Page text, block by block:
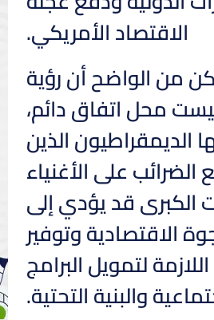
الاقتصاد الأمريكي.
من الواضح أن رؤية
محل اتفاق دائم،
الديمقراطيون الذين
الضرائب على الأغنياء
الكبرى قد يؤدي إلى
الاقتصادية وتوفير
لتمويل البرامج
والبنية التحتية.